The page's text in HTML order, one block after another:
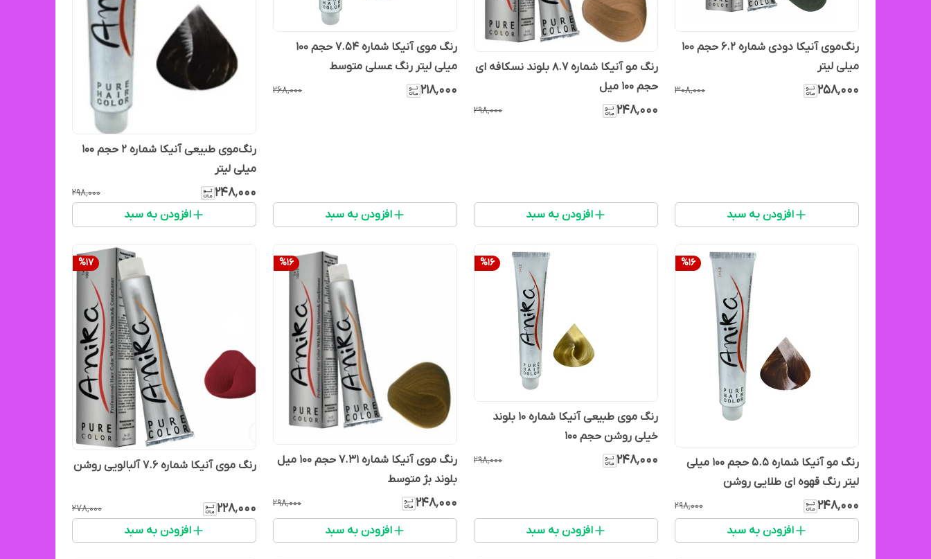
رنگ‌موی آنیکا دودی شماره ۶.۲ حجم ۱۰۰
میلی لیتر
۲۵۸٬۰۰۰ ۳۰۸٬۰۰۰
افزودن به سبد
رنگ مو آنیکا شماره ۸.۷ بلوند نسکافه ای
حجم ۱۰۰ میل
۲۴۸٬۰۰۰ ۲۹۸٬۰۰۰
افزودن به سبد
رنگ موی آنیکا شماره 7.54 حجم 100
میلی لیتر رنگ عسلی متوسط
۲۱۸٬۰۰۰ ۲۶۸٬۰۰۰
افزودن به سبد
رنگ‌موی طبیعی آنیکا شماره ۲ حجم ۱۰۰
میلی لیتر
۲۴۸٬۰۰۰ ۲۹۸٬۰۰۰
افزودن به سبد
%16
رنگ مو آنیکا شماره 5.5 حجم 100 میلی
لیتر رنگ قهوه ای طلایی روشن
۲۴۸٬۰۰۰ ۲۹۸٬۰۰۰
افزودن به سبد
%16
رنگ موی طبیعی آنیکا شماره ۱۰ بلوند
خیلی روشن حجم ۱۰۰
۲۴۸٬۰۰۰ ۲۹۸٬۰۰۰
افزودن به سبد
%16
رنگ موی آنیکا شماره ۷.۳۱ حجم ۱۰۰ میل
بلوند بژ متوسط
۲۴۸٬۰۰۰ ۲۹۸٬۰۰۰
افزودن به سبد
%17
رنگ موی آنیکا شماره ۷.۶ آلبالویی روشن
۲۲۸٬۰۰۰ ۲۷۸٬۰۰۰
افزودن به سبد